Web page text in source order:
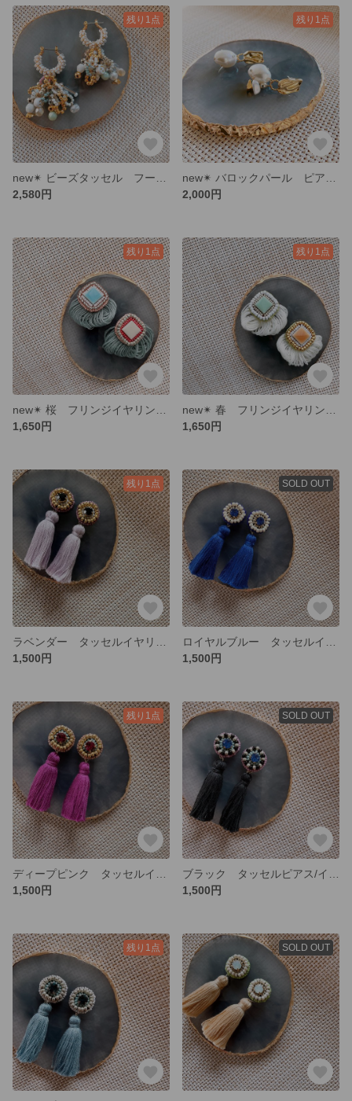
残り1点
2,580円
残り1点
2,000円
残り1点
1,650円
残り1点
1,650円
残り1点
1,500円
SOLD OUT
1,500円
残り1点
1,500円
SOLD OUT
1,500円
残り1点 SOLD OUT